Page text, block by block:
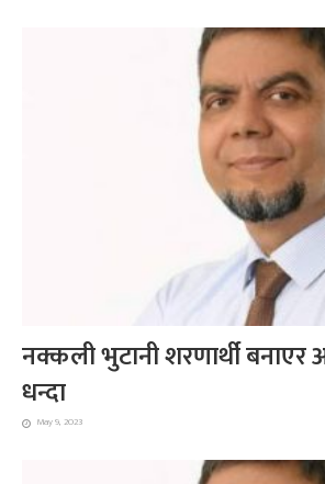
नक्कली भुटानी शरणार्थी बनाएर
धन्दा
May 9, 2023